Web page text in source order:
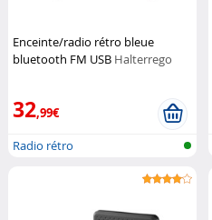
Enceinte/radio rétro bleue
bluetooth FM USB Halterrego
32,99€
Radio rétro